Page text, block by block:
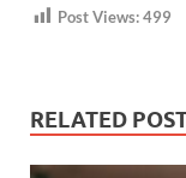
Post Views:499
RELATED